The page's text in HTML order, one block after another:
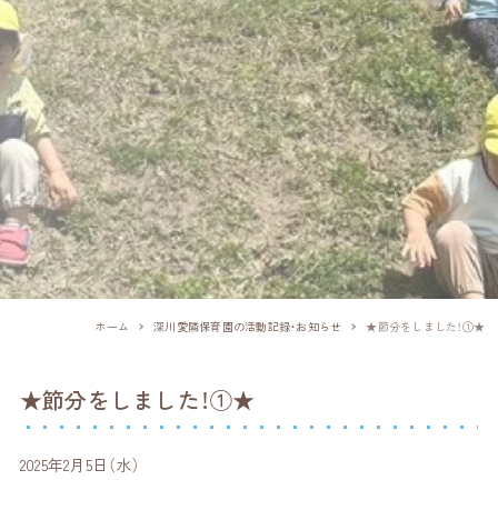
ホーム 深川愛隣保育園の活動記録・お知らせ ★節分をしました！①★
★節分をしました！①★
2025年2月5日（水）